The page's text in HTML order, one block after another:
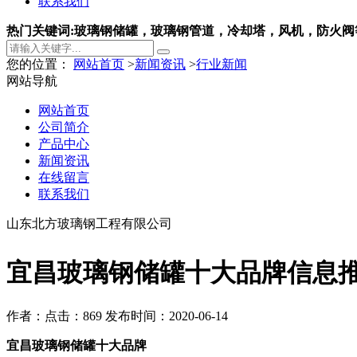
热门关键词:玻璃钢储罐，玻璃钢管道，冷却塔，风机，防火阀
您的位置： 网站首页 >新闻资讯 >行业新闻
宜昌玻璃钢储罐十大品牌信息
作者： 点击：869 发布时间：2020-06-14
宜昌玻璃钢储罐十大品牌
网站导航
网站首页
公司简介
产品中心
新闻资讯
在线留言
联系我们
山东北方玻璃钢工程有限公司